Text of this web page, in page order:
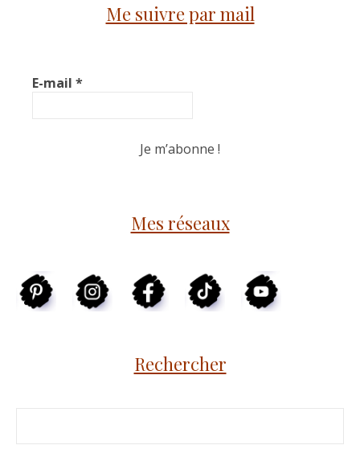
Me suivre par mail
E-mail *
Mes réseaux
Rechercher